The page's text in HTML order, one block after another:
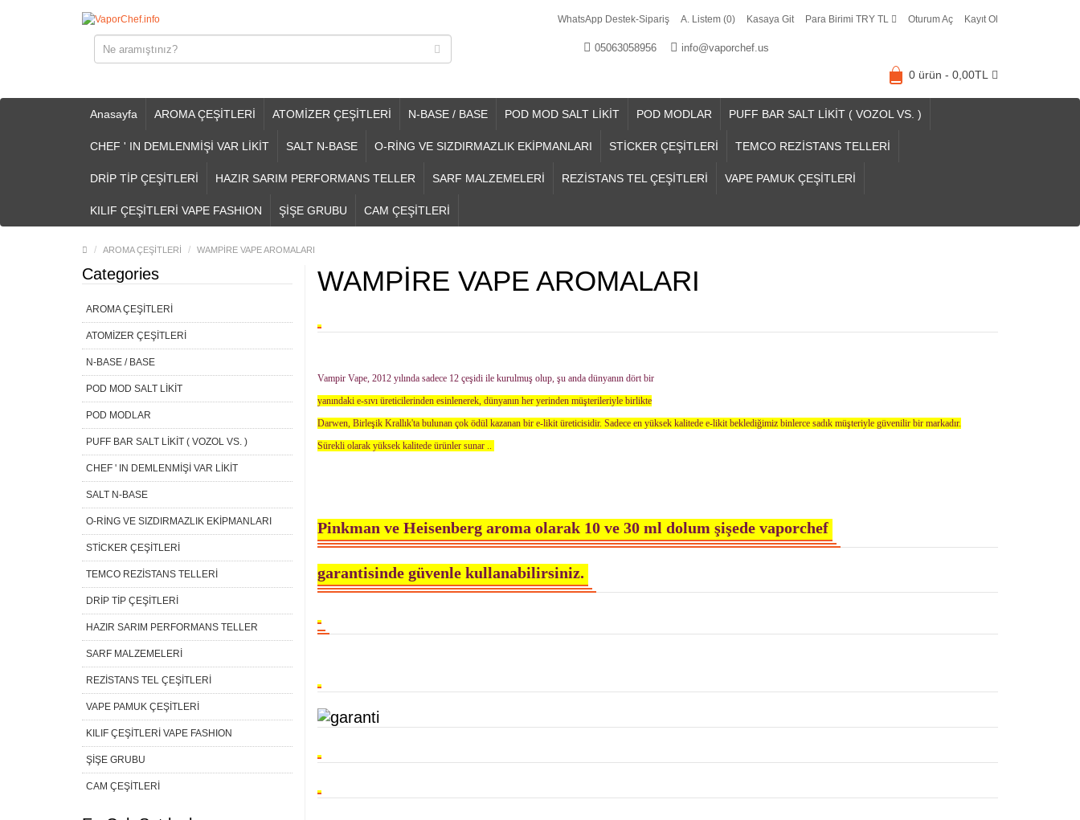
Oturum Aç Kayıt Ol
WhatsApp Destek-Sipariş A. Listem (0) Kasaya Git Para Birimi TRY TL
05063058956 info@vaporchef.us
0 ürün - 0,00TL
Anasayfa AROMA ÇEŞİTLERİ ATOMİZER ÇEŞİTLERİ N-BASE / BASE POD MOD SALT LİKİT POD MODLAR PUFF BAR SALT LİKİT ( VOZOL VS. )
CHEF ' IN DEMLENMİŞİ VAR LİKİT SALT N-BASE O-RİNG VE SIZDIRMAZLIK EKİPMANLARI STİCKER ÇEŞİTLERİ TEMCO REZİSTANS TELLERİ
DRİP TİP ÇEŞİTLERİ HAZIR SARIM PERFORMANS TELLER SARF MALZEMELERİ REZİSTANS TEL ÇEŞİTLERİ VAPE PAMUK ÇEŞİTLERİ
KILIF ÇEŞİTLERİ VAPE FASHION ŞİŞE GRUBU CAM ÇEŞİTLERİ
AROMA ÇEŞİTLERİ WAMPİRE VAPE AROMALARI
Categories
AROMA ÇEŞİTLERİ
ATOMİZER ÇEŞİTLERİ
N-BASE / BASE
POD MOD SALT LİKİT
POD MODLAR
PUFF BAR SALT LİKİT ( VOZOL VS. )
CHEF ' IN DEMLENMİŞİ VAR LİKİT
SALT N-BASE
O-RİNG VE SIZDIRMAZLIK EKİPMANLARI
STİCKER ÇEŞİTLERİ
TEMCO REZİSTANS TELLERİ
DRİP TİP ÇEŞİTLERİ
HAZIR SARIM PERFORMANS TELLER
SARF MALZEMELERİ
REZİSTANS TEL ÇEŞİTLERİ
VAPE PAMUK ÇEŞİTLERİ
KILIF ÇEŞİTLERİ VAPE FASHION
ŞİŞE GRUBU
CAM ÇEŞİTLERİ
WAMPİRE VAPE AROMALARI
Vampir Vape, 2012 yılında sadece 12 çeşidi ile kurulmuş olup, şu anda dünyanın dört bir
yanındaki e-sıvı üreticilerinden esinlenerek, dünyanın her yerinden müşterileriyle birlikte
Darwen, Birleşik Krallık'ta bulunan çok ödül kazanan bir e-likit üreticisidir. Sadece en yüksek kalitede e-likit beklediğimiz binlerce sadık müşteriyle güvenilir bir markadır.
Sürekli olarak yüksek kalitede ürünler sunar ..
Pinkman ve Heisenberg aroma olarak 10 ve 30 ml dolum şişede vaporchef
garantisinde güvenle kullanabilirsiniz.